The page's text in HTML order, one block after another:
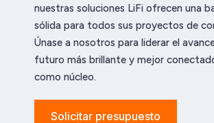
nuestras soluciones LiFi ofrecen una
sólida para todos sus proyectos de
Únase a nosotros para liderar el
futuro más brillante y mejor
como núcleo.
Solicitar presupuesto